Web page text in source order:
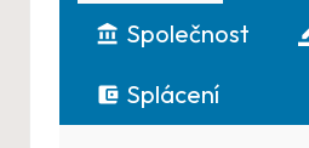
jednomSpolečnost
Splácení